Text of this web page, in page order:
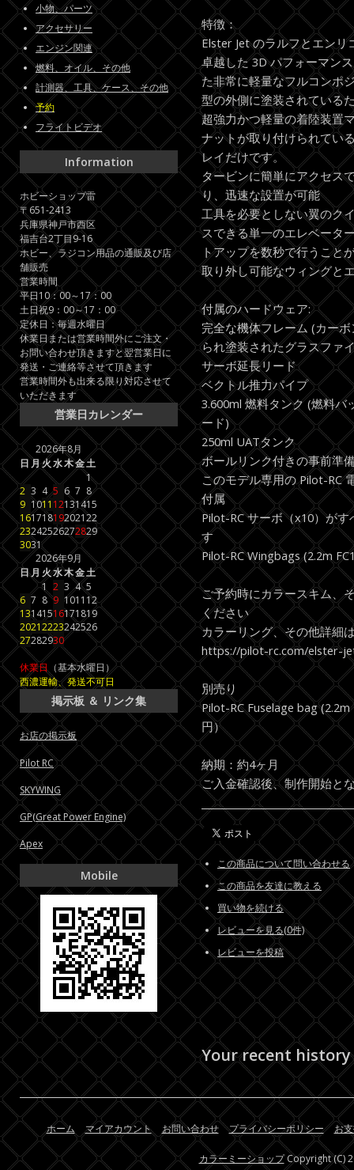
特徴：
Elster Jet のラルフとエン
卓越した 3D パフォーマン
た非常に軽量なフルコンポ
型の外側に塗装されている
超強力かつ軽量の着陸装置
ナットが取り付けられてい
レイだけです。
タービンに簡単にアクセス
り、迅速な設置が可能
工具を必要としない翼のク
スできる単一のエレベータ
トアップを数秒で行うこと
取り外し可能なウィングと
付属のハードウェア:
完全な機体フレーム (カー
られ塗装されたグラスファ
サーボ延長リード
ベクトル推力パイプ
3.600ml 燃料タンク (燃料
ード)
250ml UATタンク
ボールリンク付きの事前準
このモデル専用の Pilot-RC
付属
Pilot-RC サーボ（x10）が
す
Pilot-RC Wingbags (2.2m
ご予約時にカラースキム、
ください
カラーリング、その他詳細
https://pilot-rc.com/elster-
別売り
Pilot-RC Fuselage bag
円）
納期：約4ヶ月
ご入金確認後、制作開始と
この商品について問い合わせる
この商品を友達に教える
買い物を続ける
レビューを見る(0件)
レビューを投稿
Your recent history
小物、パーツ
アクセサリー
エンジン関連
燃料、オイル、その他
計測器、工具、ケース、その他
予約
フライトビデオ
Information
ホビーショップ雷
〒651-2413
兵庫県神戸市西区
福吉台2丁目9-16
ホビー、ラジコン用品の通販及び店
舗販売
営業時間
平日10：00～17：00
土日祝9：00～17：00
定休日：毎週水曜日
休業日または営業時間外にご注文・
お問い合わせ頂きますと翌営業日に
発送・ご連絡等させて頂きます
営業時間外も出来る限り対応させて
いただきます
営業日カレンダー
2026年8月
日月火水木金土
1
2 3 4 5 6 7 8
9 1011 12131415
16171819202122
23242526272829
3031
2026年9月
日月 火水木金土
1 2 3 4 5
6 7 8 9 1011 12
13141516171819
20212223242526
27282930
休業日 （基本水曜日）
西濃運輸、発送不可日
掲示板 ＆ リンク集
お店の掲示板
Pilot RC
SKYWING
GP(Great Power Engine)
Apex
Mobile
ホーム マイアカウント お問い合わせ プライバシーポリシー お
カラーミーショップCopyright (C)